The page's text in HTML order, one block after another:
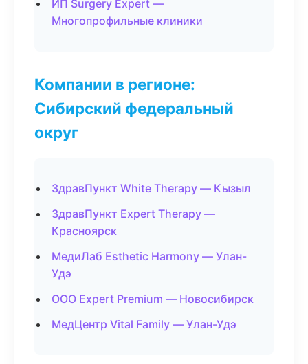
ИП Surgery Expert —
Многопрофильные клиники
Компании в регионе:
Сибирский федеральный
округ
ЗдравПункт White Therapy — Кызыл
ЗдравПункт Expert Therapy —
Красноярск
МедиЛаб Esthetic Harmony — Улан-
Удэ
ООО Expert Premium — Новосибирск
МедЦентр Vital Family — Улан-Удэ